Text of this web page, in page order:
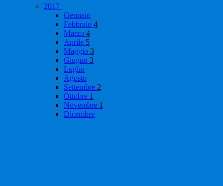
2017
Gennaio
Febbraio 4
Marzo 4
Aprile 5
Maggio 3
Giugno 3
Luglio
Agosto
Settembre 2
Ottobre 1
Novembre 1
Dicembre